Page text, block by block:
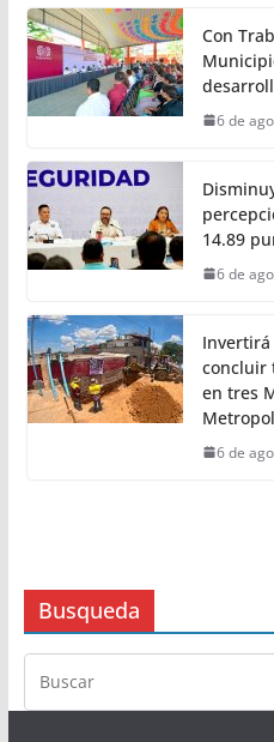
Con
6 de
14.89
6 de
Invertirá
concluir
en tres
6 de
Busqueda